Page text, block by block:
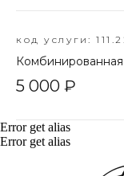
код услуги:
Комбинированная
5 000 ₽
Error get alias
Error get alias